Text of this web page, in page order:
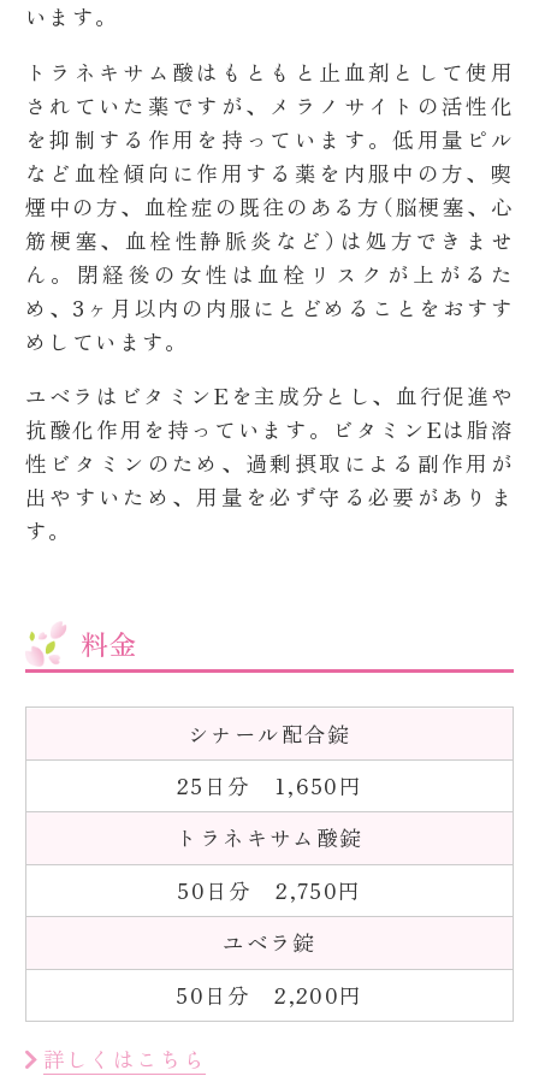
います。
トラネキサム酸はもともと止血剤として使用
されていた薬ですが、メラノサイトの活性化
を抑制する作用を持っています。低用量ピル
など血栓傾向に作用する薬を内服中の方、喫
煙中の方、血栓症の既往のある方（脳梗塞、心
筋梗塞、血栓性静脈炎など）は処方できませ
ん。閉経後の女性は血栓リスクが上がるた
め、3ヶ月以内の内服にとどめることをおすす
めしています。
ユベラはビタミンEを主成分とし、血行促進や
抗酸化作用を持っています。ビタミンEは脂溶
性ビタミンのため、過剰摂取による副作用が
出やすいため、用量を必ず守る必要がありま
す。
料金
シナール配合錠
25日分 1,650円
トラネキサム酸錠
50日分 2,750円
ユベラ錠
50日分 2,200円
詳しくはこちら